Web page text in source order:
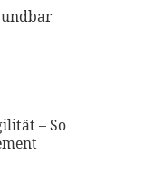
– So